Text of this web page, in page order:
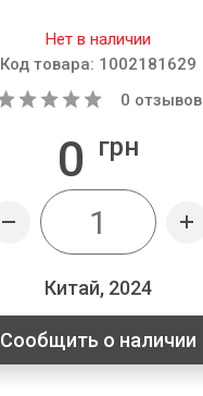
Нет в наличии
Код товара: 1002181629
0 отзывов
0 грн
Китай, 2024
Сообщить о наличии